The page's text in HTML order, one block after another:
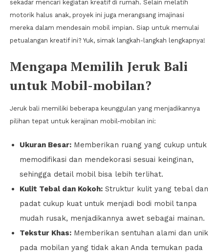
sekadar mencari kegiatan kreatif di rumah. Selain melatih
motorik halus anak, proyek ini juga merangsang imajinasi
mereka dalam mendesain mobil impian. Siap untuk memulai
petualangan kreatif ini? Yuk, simak langkah-langkah lengkapnya!
Mengapa Memilih Jeruk Bali
untuk Mobil-mobilan?
Jeruk bali memiliki beberapa keunggulan yang menjadikannya
pilihan tepat untuk kerajinan mobil-mobilan ini:
Ukuran Besar: Memberikan ruang yang cukup untuk
memodifikasi dan mendekorasi sesuai keinginan,
sehingga detail mobil bisa lebih terlihat.
Kulit Tebal dan Kokoh: Struktur kulit yang tebal dan
padat cukup kuat untuk menjadi bodi mobil tanpa
mudah rusak, menjadikannya awet sebagai mainan.
Tekstur Khas: Memberikan sentuhan alami dan unik
pada mobilan yang tidak akan Anda temukan pada